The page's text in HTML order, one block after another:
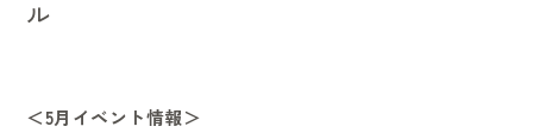
ル
＜5月イベント情報＞